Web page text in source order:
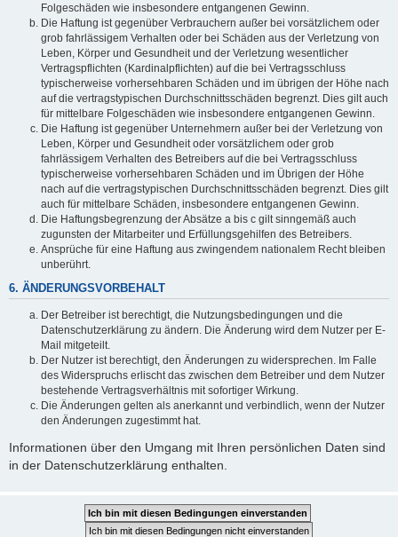
Folgeschäden wie insbesondere entgangenen Gewinn.
Die Haftung ist gegenüber Verbrauchern außer bei vorsätzlichem oder
grob fahrlässigem Verhalten oder bei Schäden aus der Verletzung von
Leben, Körper und Gesundheit und der Verletzung wesentlicher
Vertragspflichten (Kardinalpflichten) auf die bei Vertragsschluss
typischerweise vorhersehbaren Schäden und im übrigen der Höhe nach
auf die vertragstypischen Durchschnittsschäden begrenzt. Dies gilt auch
für mittelbare Folgeschäden wie insbesondere entgangenen Gewinn.
Die Haftung ist gegenüber Unternehmern außer bei der Verletzung von
Leben, Körper und Gesundheit oder vorsätzlichem oder grob
fahrlässigem Verhalten des Betreibers auf die bei Vertragsschluss
typischerweise vorhersehbaren Schäden und im Übrigen der Höhe
nach auf die vertragstypischen Durchschnittsschäden begrenzt. Dies gilt
auch für mittelbare Schäden, insbesondere entgangenen Gewinn.
Die Haftungsbegrenzung der Absätze a bis c gilt sinngemäß auch
zugunsten der Mitarbeiter und Erfüllungsgehilfen des Betreibers.
Ansprüche für eine Haftung aus zwingendem nationalem Recht bleiben
unberührt.
6. ÄNDERUNGSVORBEHALT
Der Betreiber ist berechtigt, die Nutzungsbedingungen und die
Datenschutzerklärung zu ändern. Die Änderung wird dem Nutzer per E-
Mail mitgeteilt.
Der Nutzer ist berechtigt, den Änderungen zu widersprechen. Im Falle
des Widerspruchs erlischt das zwischen dem Betreiber und dem Nutzer
bestehende Vertragsverhältnis mit sofortiger Wirkung.
Die Änderungen gelten als anerkannt und verbindlich, wenn der Nutzer
den Änderungen zugestimmt hat.
Informationen über den Umgang mit Ihren persönlichen Daten sind
in der Datenschutzerklärung enthalten.